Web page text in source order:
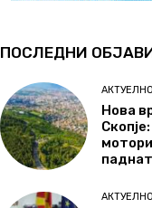
ПОСЛЕДНИ
АКТУЕЛНО
Нова
АКТУЕЛНО